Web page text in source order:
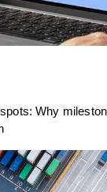
Why